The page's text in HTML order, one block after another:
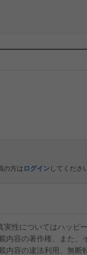
の方は ログイン してくださ
実性についてはハッピ
内容の著作権、また、
内容の違法利用、無断